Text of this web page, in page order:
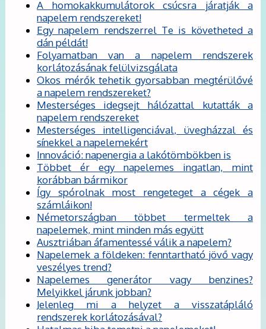
A homokakkumulátorok csúcsra járatják a
napelem rendszereket!
Egy napelem rendszerrel Te is követheted a
dán példát!
Folyamatban van a napelem rendszerek
korlátozásának felülvizsgálata
Okos mérők tehetik gyorsabban megtérülővé
a napelem rendszereket?
Mesterséges idegsejt hálózattal kutatták a
napelem rendszereket
Mesterséges intelligenciával, üvegházzal és
sínekkel a napelemekért
Innováció: napenergia a lakótömbökben is
Többet ér egy napelemes ingatlan, mint
korábban bármikor
Így spórolnak most rengeteget a cégek a
számláikon!
Németországban többet termeltek a
napelemek, mint minden más együtt
Ausztriában áfamentessé válik a napelem?
Napelemek a földeken: fenntartható jövő vagy
veszélyes trend?
Napelemes generátor vagy benzines?
Melyikkel járunk jobban?
Jelenleg mi a helyzet a visszatápláló
rendszerek korlátozásával?